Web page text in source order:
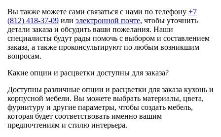
Вы также можете сами связаться с нами по телефону +7
(812) 418-37-09 или электронной почте, чтобы уточнить
детали заказа и обсудить ваши пожелания. Наши
специалисты будут рады помочь с выбором и составлением
заказа, а также проконсультируют по любым возникшим
вопросам.
Какие опции и расцветки доступны для заказа?
Доступны различные опции и расцветки для заказа кухонь и
корпусной мебели. Вы можете выбрать материалы, цвета,
фурнитуру и другие параметры, чтобы создать мебель,
которая будет соответствовать именно вашим
предпочтениям и стилю интерьера.